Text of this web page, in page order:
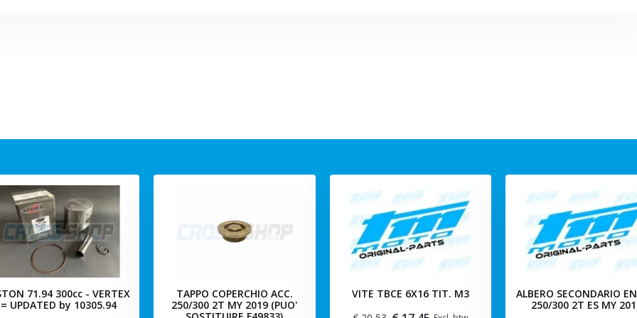
71.94 300cc - VERTEX
= UPDATED by 10305.94
TAPPO COPERCHIO ACC.
250/300 2T MY 2019 (PUO'
VITE TBCE 6X16 TIT. M3
ALBERO SECONDARIO
250/300 2T ES MY